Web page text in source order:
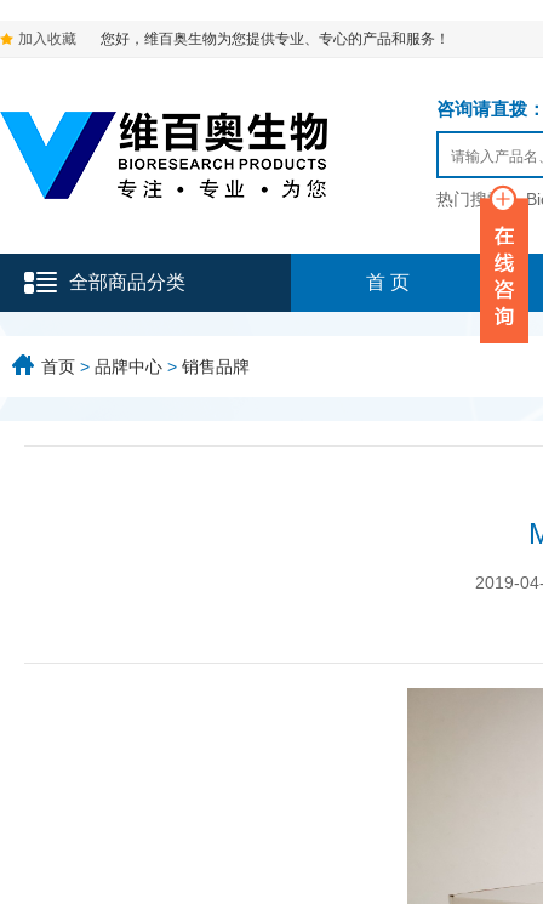
加入收藏 您好，维百奥生物为您提供专业、专心的产品和服务！
咨询请直拨
热门搜索：
全部商品分类 首 页
首页 > 品牌中心 > 销售品牌
2019-